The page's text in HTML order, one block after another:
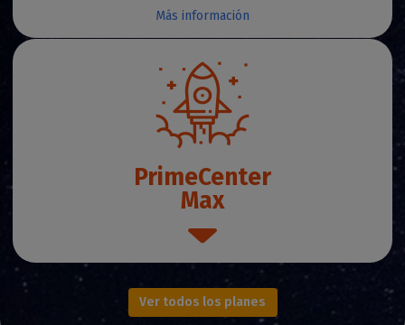
Más información
PrimeCenter
Max
Ver todos los planes